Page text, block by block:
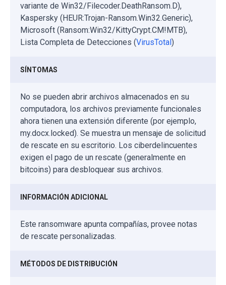
variante de Win32/Filecoder.DeathRansom.D),
Kaspersky (HEUR:Trojan-Ransom.Win32.Generic),
Microsoft (Ransom:Win32/KittyCrypt.CM!MTB),
Lista Completa de Detecciones (VirusTotal)
SÍNTOMAS
No se pueden abrir archivos almacenados en su
computadora, los archivos previamente funcionales
ahora tienen una extensión diferente (por ejemplo,
my.docx.locked). Se muestra un mensaje de solicitud
de rescate en su escritorio. Los ciberdelincuentes
exigen el pago de un rescate (generalmente en
bitcoins) para desbloquear sus archivos.
INFORMACIÓN ADICIONAL
Este ransomware apunta compañías, provee notas
de rescate personalizadas.
MÉTODOS DE DISTRIBUCIÓN